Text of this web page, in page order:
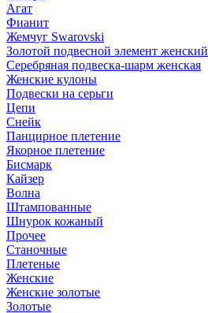
Агат
Фианит
Жемчуг Swarovski
Золотой подвесной элемент женcкий
Серебряная подвеска-шарм женская
Женские кулоны
Подвески на серьги
Цепи
Снейк
Панцирное плетение
Якорное плетение
Бисмарк
Кайзер
Волна
Штампованные
Шнурок кожаный
Прочее
Станочные
Плетеные
Женские
Женские золотые
Золотые